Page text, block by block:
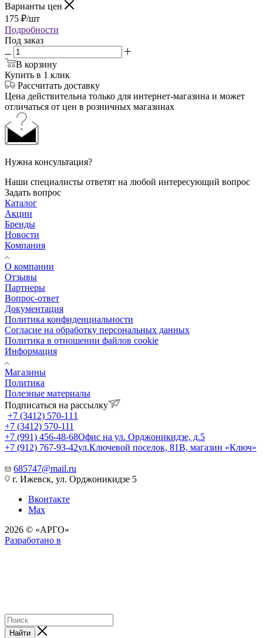
Варианты цен
175 ₽/шт
Подробности
Под заказ
В корзину
Купить в 1 клик
Рассчитать доставку
Цена действительна только для интернет-магазина и может
отличаться от цен в розничных магазинах
Нужна консультация?
Наши специалисты ответят на любой интересующий вопрос
Задать вопрос
Каталог
Акции
Бренды
Новости
Компания
О компании
Отзывы
Партнеры
Вопрос-ответ
Документация
Политика конфиденциальности
Согласие на обработку персональных данных
Политика в отношении файлов cookie
Информация
Магазины
Политика
Полезные материалы
Подписаться на рассылку
+7 (3412) 570-111
+7 (3412) 570-111
+7 (991) 456-48-68Офис на ул. Орджоникидзе, д.5
+7 (912) 767-93-42ул.Ключевой поселок, 81В, магазин «Ключ»
685747@mail.ru
г. Ижевск, ул. Орджоникидзе 5
Вконтакте
Max
2026 © «АРГО»
Разработано в
Найти